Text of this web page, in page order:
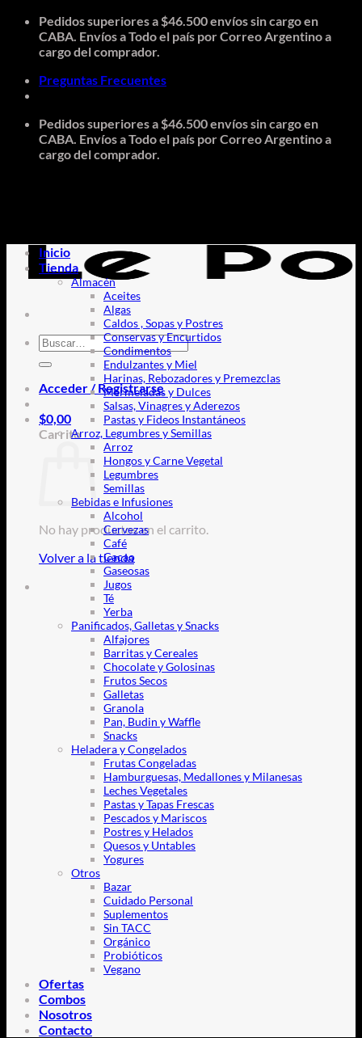
Saltar
contenido
Pedidos superiores a $46.500 envíos sin cargo en
CABA. Envíos a Todo el país por Correo Argentino a
cargo del comprador.
Preguntas Frecuentes
Pedidos superiores a $46.500 envíos sin cargo en
CABA. Envíos a Todo el país por Correo Argentino a
cargo del comprador.
Buscar
por:
Acceder / Registrarse
$0,00
Carrito
No hay productos en el carrito.
Volver a la tienda
Inicio
Tienda
Almacén
Aceites
Algas
Caldos , Sopas y Postres
Conservas y Encurtidos
Condimentos
Endulzantes y Miel
Harinas, Rebozadores y Premezclas
Mermeladas y Dulces
Salsas, Vinagres y Aderezos
Pastas y Fideos Instantáneos
Arroz, Legumbres y Semillas
Arroz
Hongos y Carne Vegetal
Legumbres
Semillas
Bebidas e Infusiones
Alcohol
Cervezas
Café
Cacao
Gaseosas
Jugos
Té
Yerba
Panificados, Galletas y Snacks
Alfajores
Barritas y Cereales
Chocolate y Golosinas
Frutos Secos
Galletas
Granola
Pan, Budin y Waffle
Snacks
Heladera y Congelados
Frutas Congeladas
Hamburguesas, Medallones y Milanesas
Leches Vegetales
Pastas y Tapas Frescas
Pescados y Mariscos
Postres y Helados
Quesos y Untables
Yogures
Otros
Bazar
Cuidado Personal
Suplementos
Sin TACC
Orgánico
Probióticos
Vegano
Ofertas
Combos
Nosotros
Contacto